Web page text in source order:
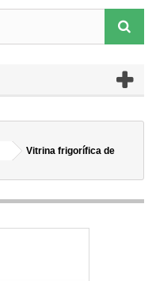
Vitrina frigorífica de